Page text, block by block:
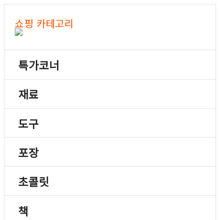
쇼핑 카테고리
특가코너
재료
도구
포장
초콜릿
책